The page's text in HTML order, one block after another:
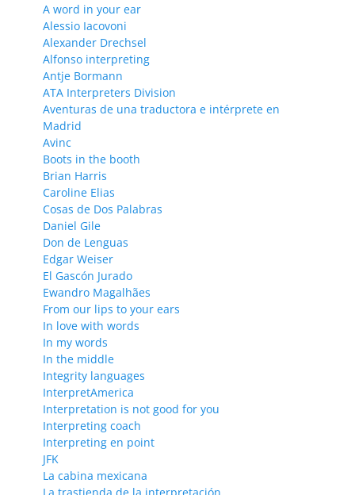
A word in your ear
Alessio Iacovoni
Alexander Drechsel
Alfonso interpreting
Antje Bormann
ATA Interpreters Division
Aventuras de una traductora e intérprete en
Madrid
Avinc
Boots in the booth
Brian Harris
Caroline Elias
Cosas de Dos Palabras
Daniel Gile
Don de Lenguas
Edgar Weiser
El Gascón Jurado
Ewandro Magalhães
From our lips to your ears
In love with words
In my words
In the middle
Integrity languages
InterpretAmerica
Interpretation is not good for you
Interpreting coach
Interpreting en point
JFK
La cabina mexicana